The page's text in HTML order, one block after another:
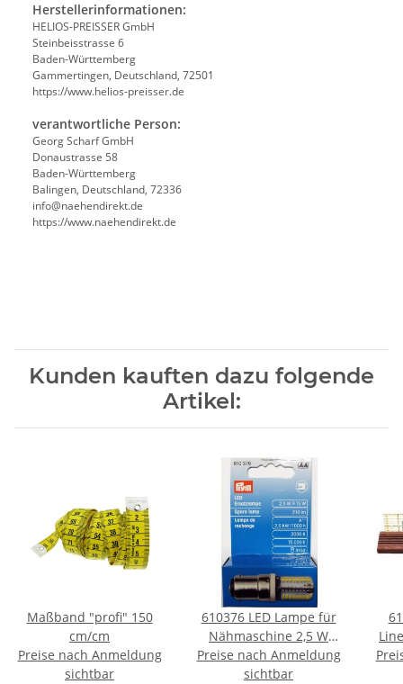
Herstellerinformationen:
HELIOS-PREISSER GmbH
Steinbeisstrasse 6
Baden-Württemberg
Gammertingen, Deutschland, 72501
https://www.helios-preisser.de
verantwortliche Person:
Georg Scharf GmbH
Donaustrasse 58
Baden-Württemberg
Balingen, Deutschland, 72336
info@naehendirekt.de
https://www.naehendirekt.de
Kunden kauften dazu folgende
Artikel:
Maßband "profi" 150
cm/cm
Preise nach Anmeldung
sichtbar
610376 LED Lampe für
Nähmaschine 2,5 W
Bajonett - KTE á 1 ST
Preise nach Anmeldung
sichtbar